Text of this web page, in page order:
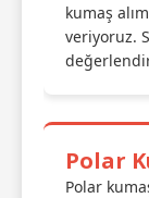
kumaş
veriyoruz.
Polar
Polar